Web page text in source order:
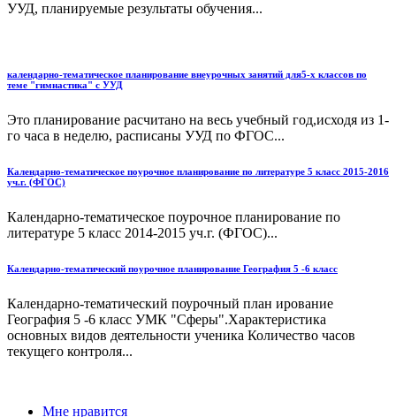
УУД, планируемые результаты обучения...
календарно-тематическое планирование внеурочных занятий для5-х классов по
теме "гимнастика" с УУД
Это планирование расчитано на весь учебный год,исходя из 1-
го часа в неделю, расписаны УУД по ФГОС...
Календарно-тематическое поурочное планирование по литературе 5 класс 2015-2016
уч.г. (ФГОС)
Календарно-тематическое поурочное планирование по
литературе 5 класс 2014-2015 уч.г. (ФГОС)...
Календарно-тематический поурочное планирование География 5 -6 класс
Календарно-тематический поурочный план ирование
География 5 -6 класс УМК "Сферы".Характеристика
основных видов деятельности ученика Количество часов
текущего контроля...
Мне нравится